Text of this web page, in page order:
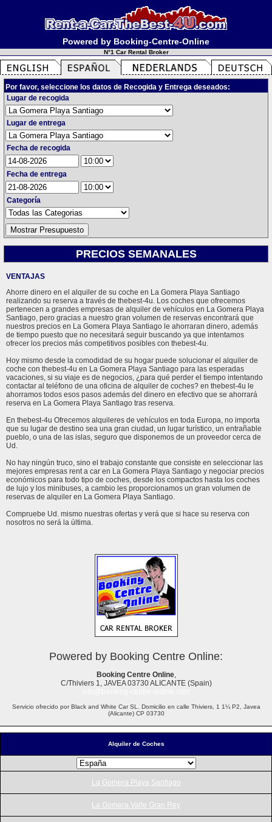
Powered by Booking-Centre-Online
N°1 Car Rental Broker
Alquiler de Coches
La Gomera Playa Santiago
La Gomera Valle Gran Rey
Por favor, seleccione los datos de Recogida y Entrega deseados:
Lugar de recogida
Lugar de entrega
Fecha de recogida
Fecha de entrega
Categoría
PRECIOS SEMANALES
VENTAJAS
Ahorre dinero en el alquiler de su coche en La Gomera Playa Santiago
realizando su reserva a través de thebest-4u. Los coches que ofrecemos
pertenecen a grandes empresas de alquiler de vehículos en La Gomera Playa
Santiago, pero gracias a nuestro gran volumen de reservas encontrará que
nuestros precios en La Gomera Playa Santiago le ahorraran dinero, además
de tiempo puesto que no necesitará seguir buscando ya que intentamos
ofrecer los precios más competitivos posibles con thebest-4u.
Hoy mismo desde la comodidad de su hogar puede solucionar el alquiler de
coche con thebest-4u en La Gomera Playa Santiago para las esperadas
vacaciones, si su viaje es de negocios, ¿para qué perder el tiempo intentando
contactar al teléfono de una oficina de alquiler de coches? en thebest-4u le
ahorramos todos esos pasos además del dinero en efectivo que se ahorrará
reserva en La Gomera Playa Santiago tras reserva.
En thebest-4u Ofrecemos alquileres de vehículos en toda Europa, no importa
que su lugar de destino sea una gran ciudad, un lugar turístico, un entrañable
pueblo, o una de las islas, seguro que disponemos de un proveedor cerca de
Ud.
No hay ningún truco, sino el trabajo constante que consiste en seleccionar las
mejores empresas rent a car en La Gomera Playa Santiago y negociar precios
económicos para todo tipo de coches, desde los compactos hasta los coches
de lujo y los minibuses, a cambio les proporcionamos un gran volumen de
reservas de alquiler en La Gomera Playa Santiago.
Compruebe Ud. mismo nuestras ofertas y verá que si hace su reserva con
nosotros no será la última.
Powered by Booking Centre Online:
Booking Centre Online,
C/Thiviers 1, JAVEA 03730 ALICANTE (Spain)
Servicio ofrecido por Black and White Car SL. Domicilio en calle Thiviers, 1 1¼ P2, Javea
(Alicante) CP 03730